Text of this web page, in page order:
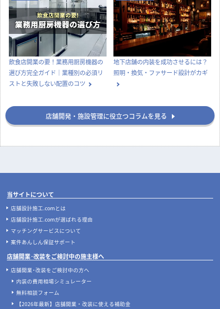
飲食店開業の要！業務用厨房機器の
選び方完全ガイド｜業種別の必須リ
ストと失敗しない配置のコツ
地下店舗の内装を成功させるには？
照明・換気・ファサード設計がカギ
店舗開発・施設管理に役立つコラムを見る
当サイトについて
店舗設計施工.comとは
店舗設計施工.comが選ばれる理由
マッチングサービスについて
案件あんしん保証サポート
店舗開業･改装をご検討中の施主様へ
店舗開業･改装をご検討中の方へ
内装の費用相場シミュレーター
無料相談フォーム
【2026年最新】店舗開業・改装に使える補助金